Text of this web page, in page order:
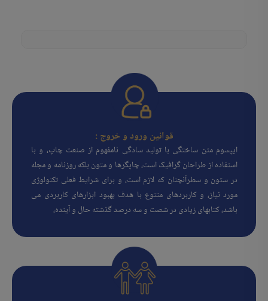
قوانین ورود و خروج :
ایپسوم متن ساختگی با تولید سادگی نامفهوم از صنعت چاپ، و با
استفاده از طراحان گرافیک است، چاپگرها و متون بلکه روزنامه و مجله
در ستون و سطرآنچنان که لازم است، و برای شرایط فعلی تکنولوژی
مورد نیاز، و کاربردهای متنوع با هدف بهبود ابزارهای کاربردی می
باشد، کتابهای زیادی در شصت و سه درصد گذشته حال و آینده،